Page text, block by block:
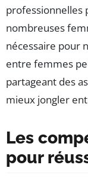
professionnelles
nombreuses
nécessaire pour
entre femmes
partageant des
mieux jongler
Les
pour